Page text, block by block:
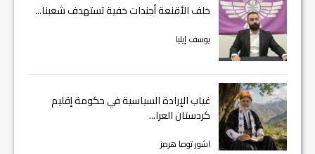
خلف الأقنعة أجندات خفية تستهدف شعبنا...
يوسف إيليا
غياب الإرادة السياسية في حكومة إقليم
كردستان العرا...
اشور توما هرمز